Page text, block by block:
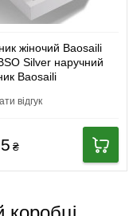
жіночий Baosaili
Silver наручний
Baosaili
відгук
₴